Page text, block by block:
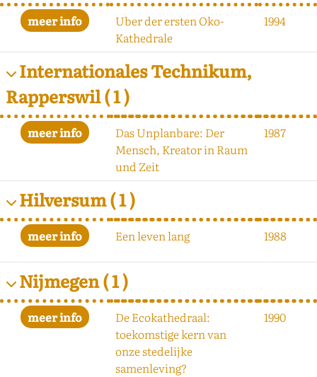
Uber der ersten Oko-
Kathedrale
1994
Internationales Technikum,
Rapperswil( 1 )
Das Unplanbare: Der
Mensch, Kreator in Raum
und Zeit
1987
Hilversum( 1 )
Een leven lang 1988
Nijmegen( 1 )
De Ecokathedraal:
toekomstige kern van
onze stedelijke
samenleving?
1990